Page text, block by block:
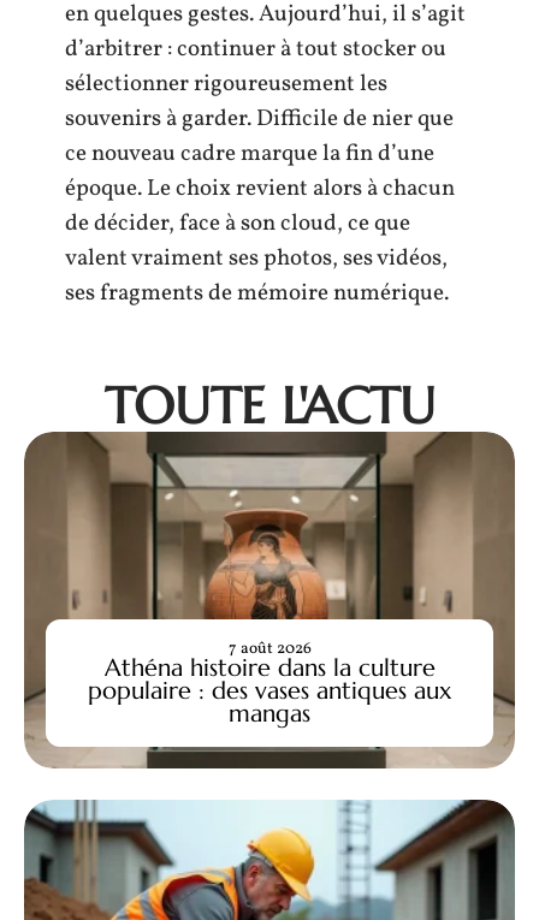
en quelques gestes. Aujourd’hui, il s’agit
d’arbitrer : continuer à tout stocker ou
sélectionner rigoureusement les
souvenirs à garder. Difficile de nier que
ce nouveau cadre marque la fin d’une
époque. Le choix revient alors à chacun
de décider, face à son cloud, ce que
valent vraiment ses photos, ses vidéos,
ses fragments de mémoire numérique.
TOUTE L'ACTU
Athéna histoire dans la culture
populaire : des vases antiques aux
mangas
7 août 2026